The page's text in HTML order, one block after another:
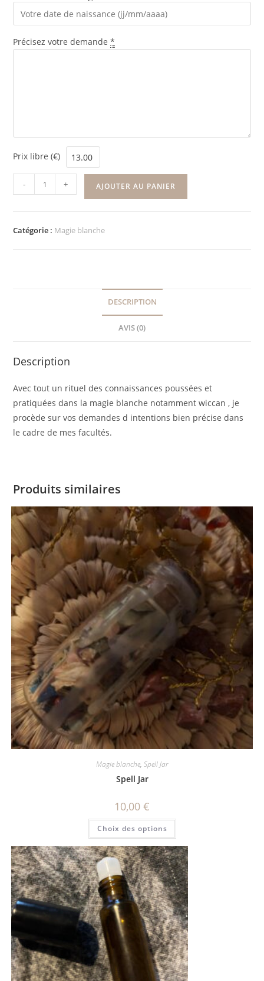
Précisez votre demande *
Prix libre (€)
- + AJOUTER AU PANIER
Catégorie : Magie blanche
DESCRIPTION
AVIS (0)
Description
Avec tout un rituel des connaissances poussées et
pratiquées dans la magie blanche notamment wiccan , je
procède sur vos demandes d intentions bien précise dans
le cadre de mes facultés.
Produits similaires
Magie blanche, Spell Jar
Spell Jar
10,00 €
Choix des options